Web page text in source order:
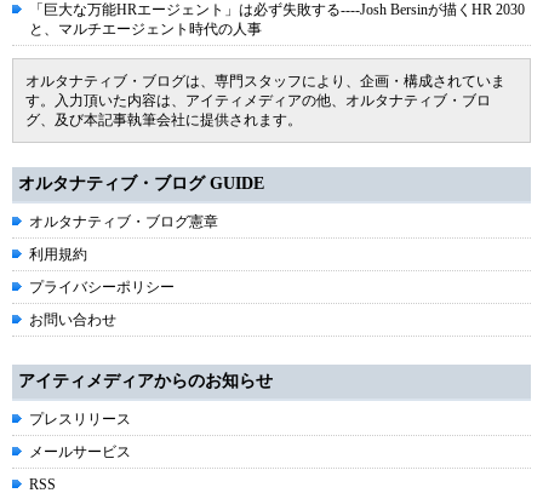
「巨大な万能HRエージェント」は必ず失敗する----Josh Bersinが描くHR 2030
と、マルチエージェント時代の人事
オルタナティブ・ブログは、専門スタッフにより、企画・構成されていま
す。入力頂いた内容は、アイティメディアの他、オルタナティブ・ブロ
グ、及び本記事執筆会社に提供されます。
オルタナティブ・ブログ GUIDE
オルタナティブ・ブログ憲章
利用規約
プライバシーポリシー
お問い合わせ
アイティメディアからのお知らせ
プレスリリース
メールサービス
RSS